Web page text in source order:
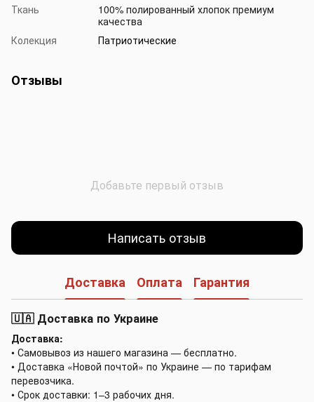
Ткань
100% полированный хлопок премиум
качества
Колекция
Патриотические
Отзывы
Добавьте первый отзыв
Написать отзыв
Доставка Оплата Гарантия
🇺🇦 Доставка по Украине
Доставка:
• Самовывоз из нашего магазина — бесплатно.
• Доставка «Новой почтой» по Украине — по тарифам
перевозчика.
• Срок доставки: 1–3 рабочих дня.